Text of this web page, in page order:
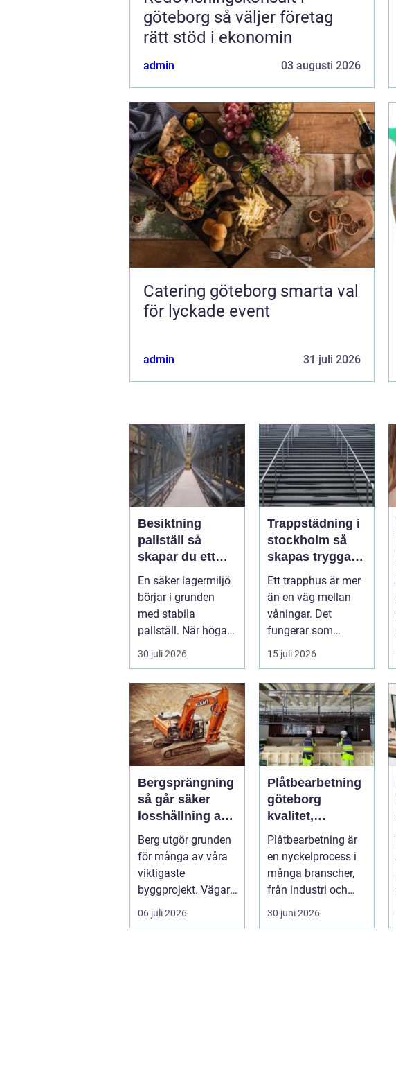
göteborg så väljer företag
rätt stöd i ekonomin
admin 03 augusti 2026
Catering göteborg smarta val
för lyckade event
admin 31 juli 2026
Besiktning
pallställ så
skapar du ett
säkert och
effektivt lager
En säker lagermiljö
börjar i grunden
med stabila
pallställ. När höga
laster kombineras
med trucktraf...
30 juli 2026
Trappstädning i
stockholm så
skapas trygga,
rena och
hållbara
trapphus
Ett trapphus är mer
än en väg mellan
våningar. Det
fungerar som
husets första
intryck, mötesplats
oc...
15 juli 2026
Bergsprängning
så går säker
losshållning av
berg till i
praktiken
Berg utgör grunden
för många av våra
viktigaste
byggprojekt. Vägar,
tunnlar, nya
bostadsområden
06 juli 2026
Plåtbearbetning
göteborg
kvalitet,
precision och
smarta
lösningar
Plåtbearbetning är
en nyckelprocess i
många branscher,
från industri och
bygg till marina
miljöer oc...
30 juni 2026